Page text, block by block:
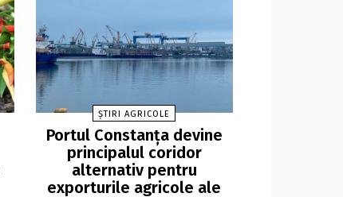
ȘTIRI AGRICOLE
Portul Constanța devine
principalul coridor
alternativ pentru
exporturile agricole ale